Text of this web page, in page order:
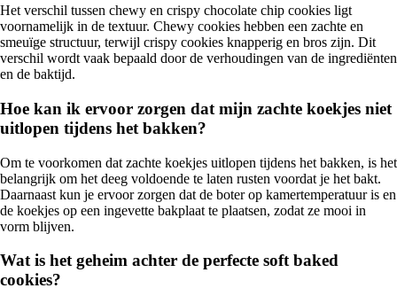
Het verschil tussen chewy en crispy chocolate chip cookies ligt
voornamelijk in de textuur. Chewy cookies hebben een zachte en
smeuïge structuur, terwijl crispy cookies knapperig en bros zijn. Dit
verschil wordt vaak bepaald door de verhoudingen van de ingrediënten
en de baktijd.
Hoe kan ik ervoor zorgen dat mijn zachte koekjes niet
uitlopen tijdens het bakken?
Om te voorkomen dat zachte koekjes uitlopen tijdens het bakken, is het
belangrijk om het deeg voldoende te laten rusten voordat je het bakt.
Daarnaast kun je ervoor zorgen dat de boter op kamertemperatuur is en
de koekjes op een ingevette bakplaat te plaatsen, zodat ze mooi in
vorm blijven.
Wat is het geheim achter de perfecte soft baked
cookies?